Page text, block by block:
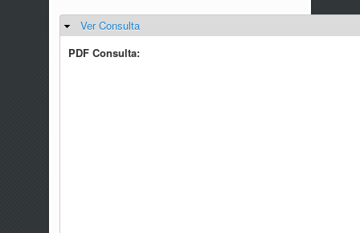
Ocultar
Ver Consulta
PDF Consulta: